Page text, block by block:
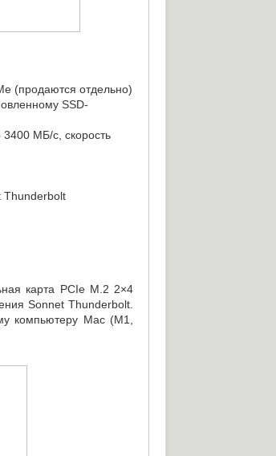
(продаются отдельно)
SSD-
3400 МБ/с скорость
Thunderbolt
карта PCIe M.2 2×4
Sonnet Thunderbolt.
компьютеру Mac (M1